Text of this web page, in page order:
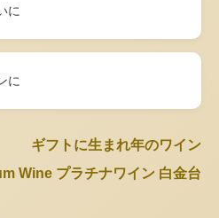
に
に
ギフトに生まれ年のワイン
Wine プラチナワイン 白金台